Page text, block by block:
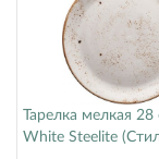
Тарелка мелкая
White Steelite